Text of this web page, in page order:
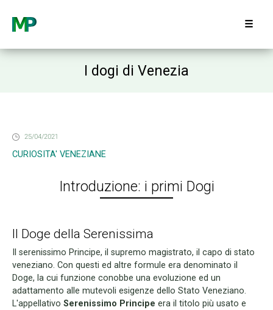
☰
I dogi di Venezia
25/04/2021
CURIOSITA' VENEZIANE
Introduzione: i primi Dogi
Il Doge della Serenissima
Il serenissimo Principe, il supremo magistrato, il capo di stato
veneziano. Con questi ed altre formule era denominato il
Doge, la cui funzione conobbe una evoluzione ed un
adattamento alle mutevoli esigenze dello Stato Veneziano.
L'appellativo Serenissimo Principe era il titolo più usato e